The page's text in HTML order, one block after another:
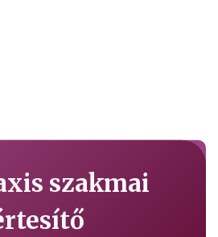
szakmai